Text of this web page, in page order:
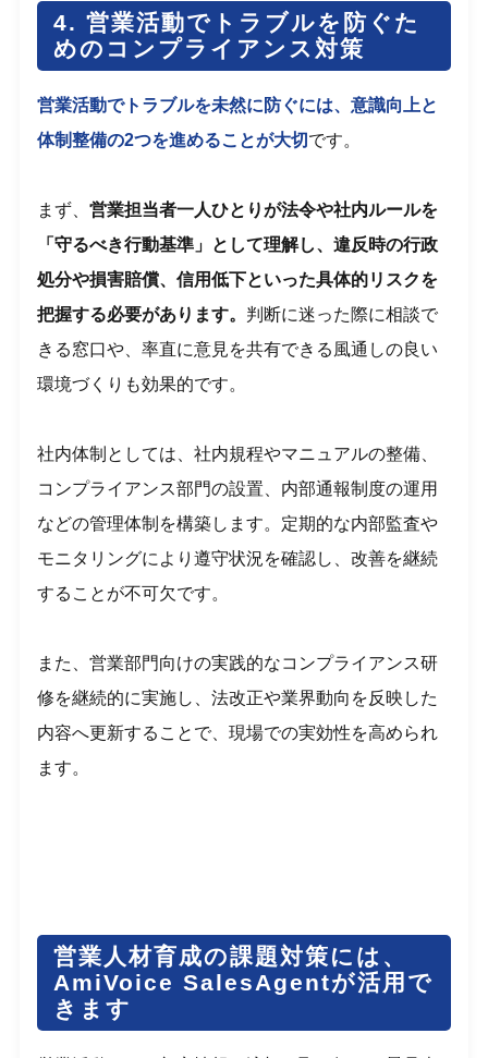
4. 営業活動でトラブルを防ぐた
めのコンプライアンス対策
営業活動でトラブルを未然に防ぐには、意識向上と
体制整備の2つを進めることが大切です。
まず、営業担当者一人ひとりが法令や社内ルールを
「守るべき行動基準」として理解し、違反時の行政
処分や損害賠償、信用低下といった具体的リスクを
把握する必要があります。 判断に迷った際に相談で
きる窓口や、率直に意見を共有できる風通しの良い
環境づくりも効果的です。
社内体制としては、社内規程やマニュアルの整備、
コンプライアンス部門の設置、内部通報制度の運用
などの管理体制を構築します。定期的な内部監査や
モニタリングにより遵守状況を確認し、改善を継続
することが不可欠です。
また、営業部門向けの実践的なコンプライアンス研
修を継続的に実施し、法改正や業界動向を反映した
内容へ更新することで、現場での実効性を高められ
ます。
営業人材育成の課題対策には、
AmiVoice SalesAgentが活用で
きます